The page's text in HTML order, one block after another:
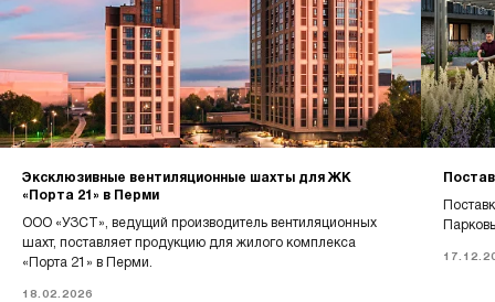
Эксклюзивные вентиляционные шахты для ЖК
«Порта 21» в Перми
ООО «УЗСТ», ведущий производитель вентиляционных
шахт, поставляет продукцию для жилого комплекса
«Порта 21» в Перми.
18.02.2026
+7 (343) 227-22-20
info@1uzst.ru
О компании
Контакты